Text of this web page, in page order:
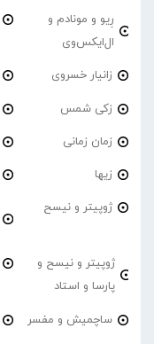
رِیو و مونادم و
ال‌ایکس‌وی
زانیار خسروی
زکی شمس
زمان زمانی
زیها
ژوپیتر و نیسح
ژوپیتر و نیسح و
پارسا و استاد
ساچمیش و مفسر